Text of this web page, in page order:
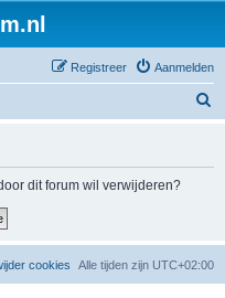
Aanmelden
Registreer
dit forum wil verwijderen?
Alle tijden zijn UTC+02:00
cookies